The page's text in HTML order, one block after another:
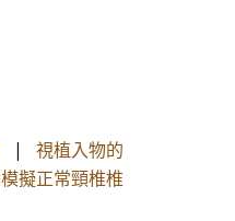
| 視植入物的
擬正常頸椎椎